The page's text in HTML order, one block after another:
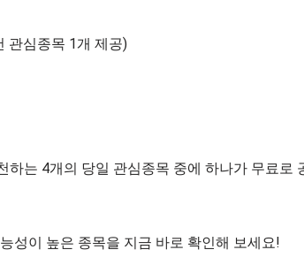
관심종목 1개 제공)
는 4개의 당일 관심종목 중에 하나가 무료로
성이 높은 종목을 지금 바로 확인해 보세요!